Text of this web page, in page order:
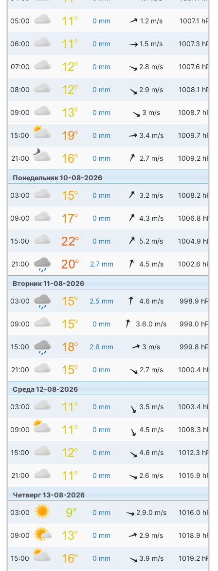
05:00 0 mm 1.2 m/s 1007.1 hPa
06:00 0 mm 1.5 m/s 1007.3 hPa
07:00 0 mm 2.8 m/s 1007.6 hPa
08:00 0 mm 2.9 m/s 1008.1 hPa
09:00 0 mm 3 m/s 1008.7 hPa
15:00 0 mm 3.4 m/s 1009.7 hPa
21:00 0 mm 2.7 m/s 1009.2 hPa
Понедельник 10-08-2026
03:00 0 mm 3.2 m/s 1008.2 hPa
09:00 0 mm 4.3 m/s 1006.8 hPa
15:00 0 mm 5.2 m/s 1004.9 hPa
21:00 2.7 mm 4.5 m/s 1002.6 hPa
Вторник 11-08-2026
03:00 2.5 mm 4.6 m/s 998.9 hPa
09:00 0 mm 3.6.0 m/s 999.0 hPa
15:00 2.6 mm 3 m/s 999.8 hPa
21:00 0 mm 2.7 m/s 1000.4 hPa
Среда 12-08-2026
03:00 0 mm 3.5 m/s 1003.4 hPa
09:00 0 mm 4.5 m/s 1008.3 hPa
15:00 0 mm 4.6 m/s 1012.3 hPa
21:00 0 mm 2.6 m/s 1015.9 hPa
Четверг 13-08-2026
03:00 0 mm 2.9.0 m/s 1016.0 hPa
09:00 0 mm 2.9 m/s 1018.9 hPa
15:00 0 mm 3.9 m/s 1019.2 hPa